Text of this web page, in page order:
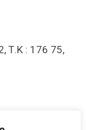
Τ.Κ : 176 75,